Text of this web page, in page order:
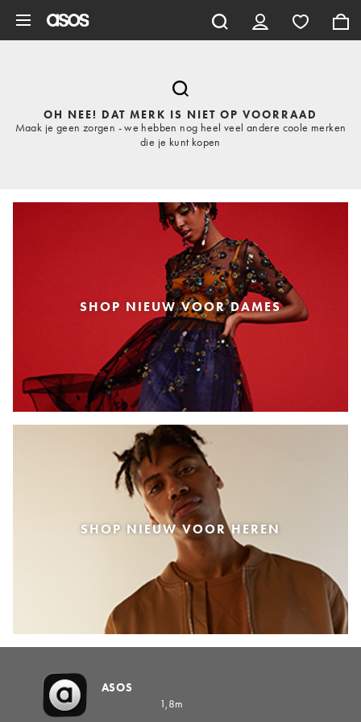
OH NEE! DAT MERK IS NIET OP VOORRAAD
Maak je geen zorgen - we hebben nog heel veel andere coole merken
die je kunt kopen
SHOP NIEUW VOOR DAMES
SHOP NIEUW VOOR HEREN
ASOS
1,8m